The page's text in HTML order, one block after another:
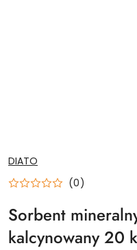
NAZWA
PRODUCENTA:
DIATO
(0)
Sorbent
kalcynowany 20